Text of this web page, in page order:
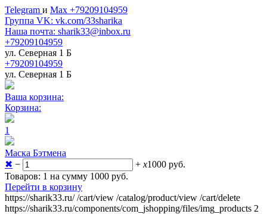
Telegram и Max +79209104959
Группа VK: vk.com/33sharika
Наша почта: sharik33@inbox.ru
+79209104959
ул. Северная 1 Б
+79209104959
ул. Северная 1 Б
Ваша корзина:
Корзина:
1
Маска Бэтмена
✖ − + x1000 руб.
Товаров: 1 на сумму 1000 руб.
Перейти в корзину
https://sharik33.ru/ /cart/view /catalog/product/view /cart/delete
https://sharik33.ru/components/com_jshopping/files/img_products 2